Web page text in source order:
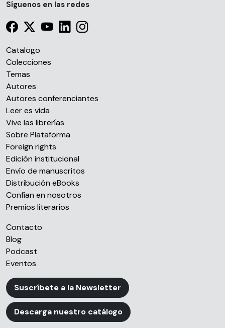
Síguenos en las redes
Catalogo
Colecciones
Temas
Autores
Autores conferenciantes
Leer es vida
Vive las librerías
Sobre Plataforma
Foreign rights
Edición institucional
Envío de manuscritos
Distribución eBooks
Confían en nosotros
Premios literarios
Contacto
Blog
Podcast
Eventos
Suscríbete a la Newsletter
Descarga nuestro catálogo